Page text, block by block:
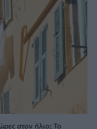
στον ήλιο; Το